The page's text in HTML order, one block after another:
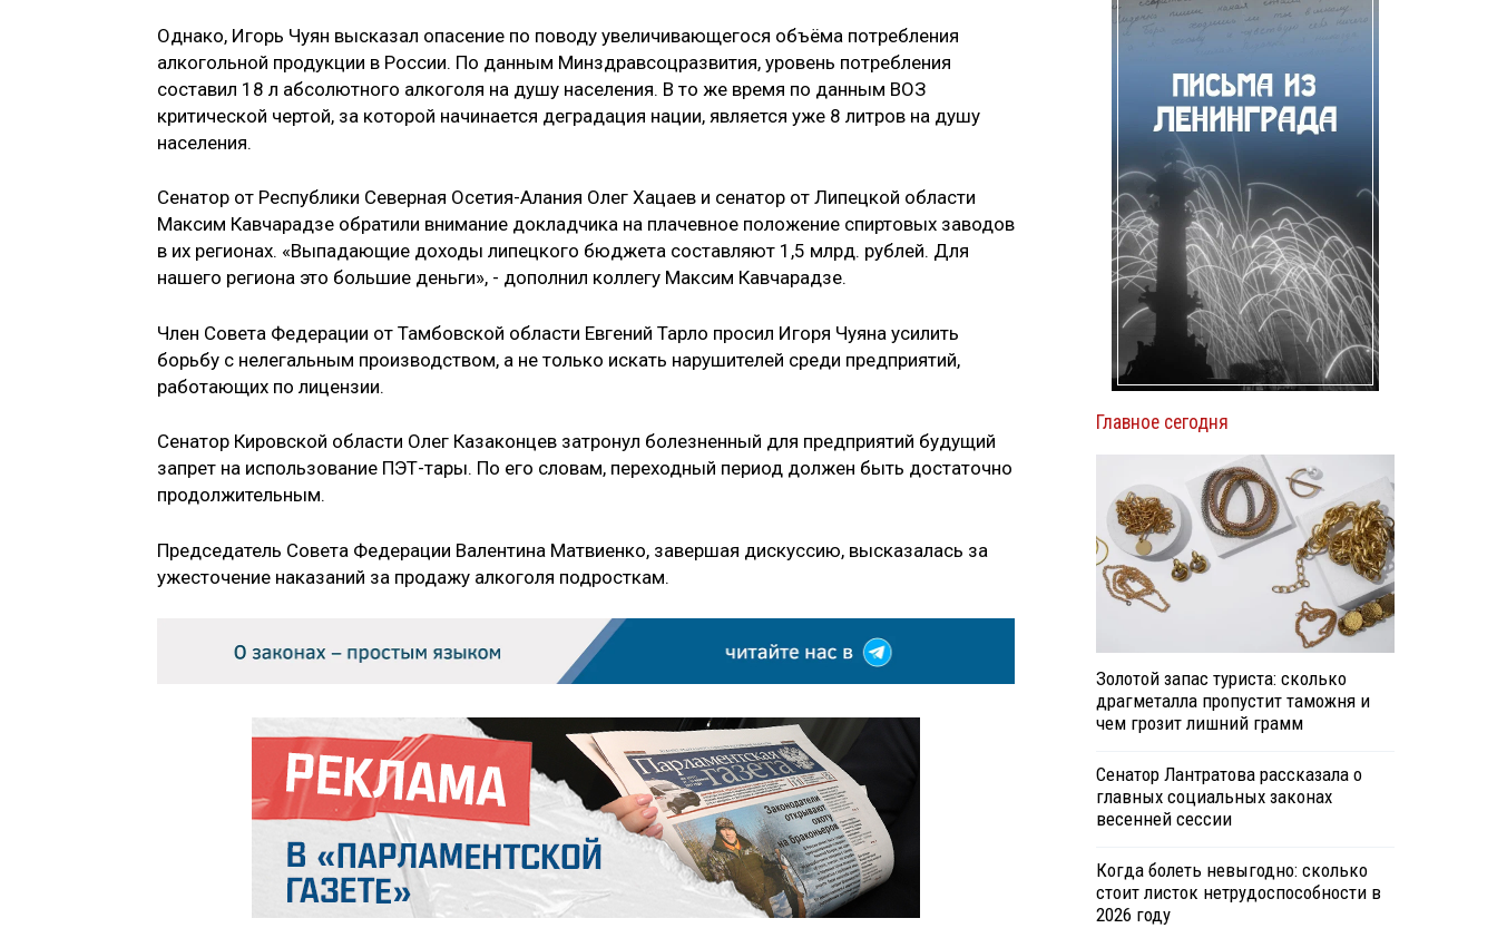
Однако, Игорь Чуян высказал опасение по поводу увеличивающегося объёма потребления
алкогольной продукции в России. По данным Минздравсоцразвития, уровень потребления
составил 18 л абсолютного алкоголя на душу населения. В то же время по данным ВОЗ
критической чертой, за которой начинается деградация нации, является уже 8 литров на душу
населения.
Сенатор от Республики Северная Осетия-Алания Олег Хацаев и сенатор от Липецкой области
Максим Кавчарадзе обратили внимание докладчика на плачевное положение спиртовых заводов
в их регионах. «Выпадающие доходы липецкого бюджета составляют 1,5 млрд. рублей. Для
нашего региона это большие деньги», - дополнил коллегу Максим Кавчарадзе.
Член Совета Федерации от Тамбовской области Евгений Тарло просил Игоря Чуяна усилить
борьбу с нелегальным производством, а не только искать нарушителей среди предприятий,
работающих по лицензии.
Сенатор Кировской области Олег Казаконцев затронул болезненный для предприятий будущий
запрет на использование ПЭТ-тары. По его словам, переходный период должен быть достаточно
продолжительным.
Председатель Совета Федерации Валентина Матвиенко, завершая дискуссию, высказалась за
ужесточение наказаний за продажу алкоголя подросткам.
Главное сегодня
Золотой запас туриста: сколько
драгметалла пропустит таможня и
чем грозит лишний грамм
Сенатор Лантратова рассказала о
главных социальных законах
весенней сессии
Когда болеть невыгодно: сколько
стоит листок нетрудоспособности в
2026 году